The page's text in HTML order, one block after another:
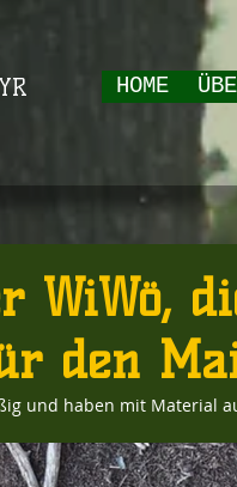
HOME
WiWö,
den
und haben mit Material